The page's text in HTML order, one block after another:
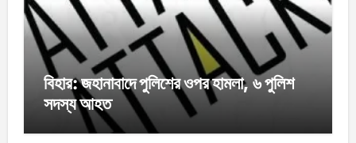
বিহার: জহানাবাদে পুলিশের ওপর হামলা, ৬ পুলিশ
সদস্য আহত